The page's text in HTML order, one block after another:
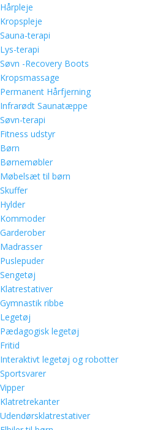
Hårpleje
Kropspleje
Sauna-terapi
Lys-terapi
Søvn -Recovery Boots
Kropsmassage
Permanent Hårfjerning
Infrarødt Saunatæppe
Søvn-terapi
Fitness udstyr
Børn
Børnemøbler
Møbelsæt til børn
Skuffer
Hylder
Kommoder
Garderober
Madrasser
Puslepuder
Sengetøj
Klatrestativer
Gymnastik ribbe
Legetøj
Pædagogisk legetøj
Fritid
Interaktivt legetøj og robotter
Sportsvarer
Vipper
Klatretrekanter
Udendørsklatrestativer